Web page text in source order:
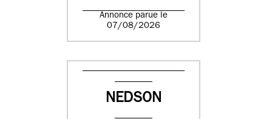
Annonce parue le
07/08/2026
NEDSON